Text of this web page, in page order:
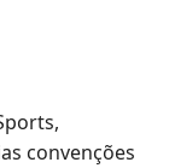
convenções